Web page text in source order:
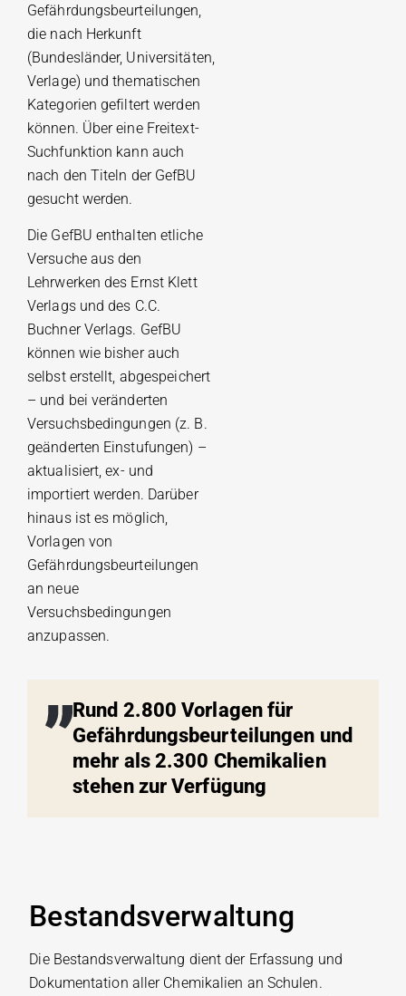
Gefährdungsbeurteilungen,
die nach Herkunft
(Bundesländer, Universitäten,
Verlage) und thematischen
Kategorien gefiltert werden
können. Über eine Freitext-
Suchfunktion kann auch
nach den Titeln der GefBU
gesucht werden.
Die GefBU enthalten etliche
Versuche aus den
Lehrwerken des Ernst Klett
Verlags und des C.C.
Buchner Verlags. GefBU
können wie bisher auch
selbst erstellt, abgespeichert
– und bei veränderten
Versuchsbedingungen (z. B.
geänderten Einstufungen) –
aktualisiert, ex- und
importiert werden. Darüber
hinaus ist es möglich,
Vorlagen von
Gefährdungsbeurteilungen
an neue
Versuchsbedingungen
anzupassen.
Rund 2.800 Vorlagen für
Gefährdungsbeurteilungen und
mehr als 2.300 Chemikalien
stehen zur Verfügung
Bestandsverwaltung
Die Bestandsverwaltung dient der Erfassung und
Dokumentation aller Chemikalien an Schulen.